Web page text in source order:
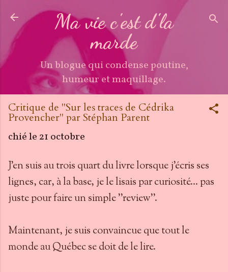
Accéder au contenu principal
Ma vie c'est d'la
marde
Un blogue qui condense poutine,
humeur et maquillage.
Critique de ''Sur les traces de Cédrika
Provencher'' par Stéphan Parent
chié le21 octobre
J'en suis au trois quart du livre lorsque j'écris ses
lignes, car, à la base, je le lisais par curiosité... pas
juste pour faire un simple ''review''.
Maintenant, je suis convaincue que tout le
monde au Québec se doit de le lire.